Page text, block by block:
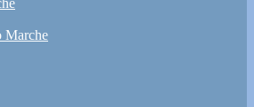
Marche